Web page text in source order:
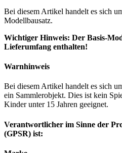
Bei diesem Artikel handelt es sich
Modellbausatz.
Wichtiger Hinweis: Der Basis-
Lieferumfang enthalten!
Warnhinweis
Bei diesem Artikel handelt es sich
ein Sammlerobjekt. Dies ist kein
Kinder unter 15 Jahren geeignet.
Verantwortlicher im Sinne der
(GPSR) ist: